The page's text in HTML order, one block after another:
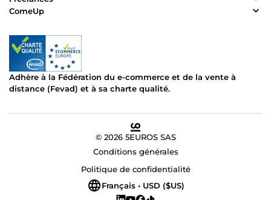
ComeUp
Adhère à la Fédération du e-commerce et de la vente à
distance (Fevad) et à sa charte qualité.
© 2026 5EUROS SAS
Conditions générales
Politique de confidentialité
Français • USD ($US)